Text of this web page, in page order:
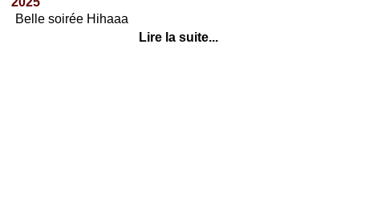
Belle soirée Hihaaa
Lire la suite...